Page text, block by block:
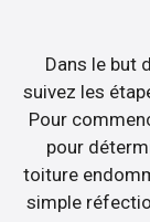
Dans le but
suivez les
Pour
pour
toiture
simple